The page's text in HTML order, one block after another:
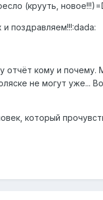
(крууть,
поздравляем!!!:dada:
кому и почему.
не могут уже...
который